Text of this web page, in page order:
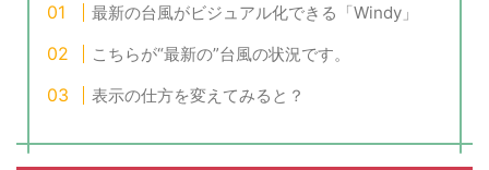
最新の台風がビジュアル化できる「Windy」
こちらが“最新の”台風の状況です。
表示の仕方を変えてみると？